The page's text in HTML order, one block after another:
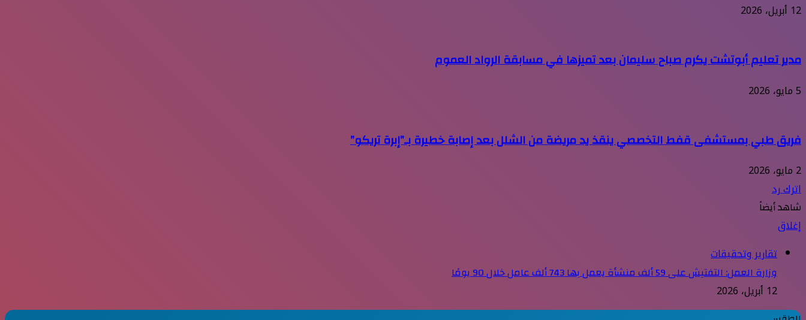
12 أبريل، 2026
مدير تعليم أبوتشت يكرم صباح سليمان بعد تميزها في مسابقة الرواد العموم
5 مايو، 2026
فريق طبي بمستشفى قفط التخصصي ينقذ يد مريضة من الشلل بعد إصابة خطيرة بـ”إبرة تريكو”
2 مايو، 2026
اترك رد
شاهد أيضاً
إغلاق
تقارير وتحقيقات
وزارة العمل: التفتيش على 59 ألف منشأة يعمل بها 743 ألف عامل خلال 90 يومًا
12 أبريل، 2026